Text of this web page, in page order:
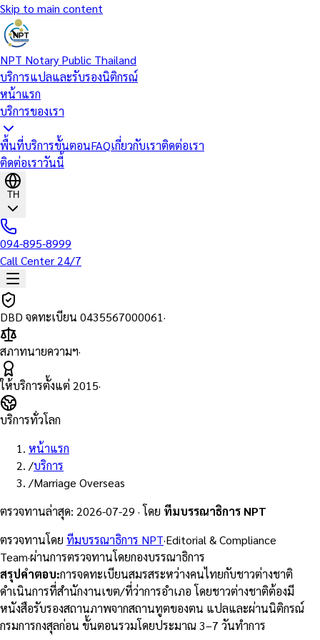
Skip to main content
NPT Notary Public Thailand
บริการแปลและรับรองนิติกรณ์
หน้าแรก
บริการของเรา
พื้นที่บริการขั้นตอนFAQเกี่ยวกับเราติดต่อเรา
ติดต่อเราวันนี้
TH
094-895-8999
Call Center 24/7
DBD จดทะเบียน 0435567000061·
สภาทนายความฯ·
ให้บริการตั้งแต่ 2015·
บริการทั่วโลก
หน้าแรก
/บริการ
/Marriage Overseas
ตรวจทานล่าสุด: 2026-07-29 · โดย ทีมบรรณาธิการ NPT
ตรวจทานโดย ทีมบรรณาธิการ NPT·Editorial & Compliance
Team·ผ่านการตรวจทานโดยกองบรรณาธิการ
สรุปคำตอบ:การจดทะเบียนสมรสระหว่างคนไทยกับชาวต่างชาติ
ดำเนินการที่สำนักงานเขต/ที่ว่าการอำเภอ โดยชาวต่างชาติต้องมี
หนังสือรับรองสถานภาพจากสถานทูตของตน แปลและผ่านนิติกรณ์
กรมการกงสุลก่อน ขั้นตอนรวมโดยประมาณ 3–7 วันทำการ